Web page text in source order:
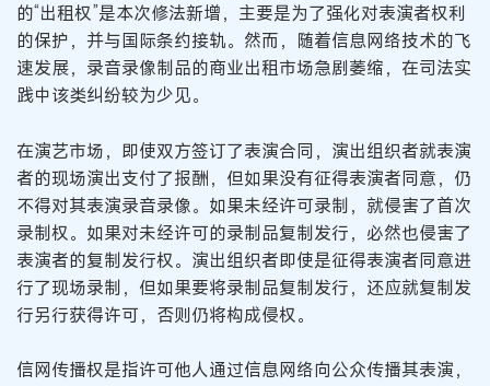
的“出租权”是本次修法新增，主要是为了强化对表演者权利
的保护，并与国际条约接轨。然而，随着信息网络技术的飞
速发展，录音录像制品的商业出租市场急剧萎缩，在司法实
践中该类纠纷较为少见。
在演艺市场，即使双方签订了表演合同，演出组织者就表演
者的现场演出支付了报酬，但如果没有征得表演者同意，仍
不得对其表演录音录像。如果未经许可录制，就侵害了首次
录制权。如果对未经许可的录制品复制发行，必然也侵害了
表演者的复制发行权。演出组织者即使是征得表演者同意进
行了现场录制，但如果要将录制品复制发行，还应就复制发
行另行获得许可，否则仍将构成侵权。
信网传播权是指许可他人通过信息网络向公众传播其表演，